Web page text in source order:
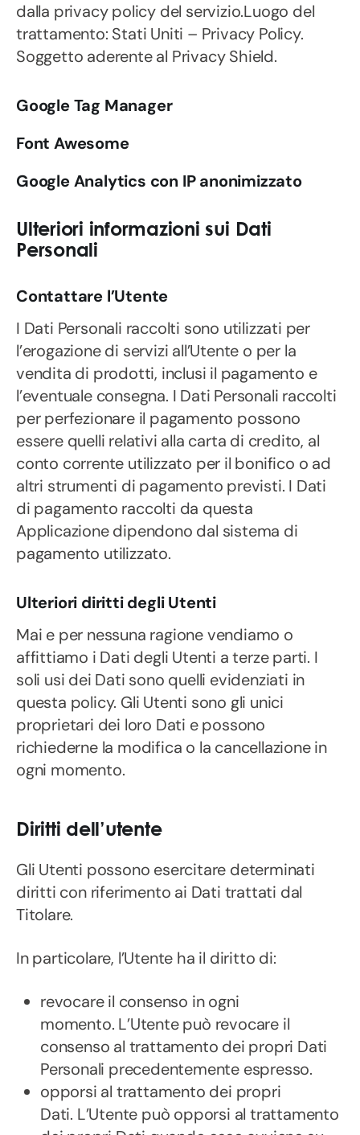
dalla privacy policy del servizio.Luogo del
trattamento: Stati Uniti – Privacy Policy.
Soggetto aderente al Privacy Shield.
Google Tag Manager
Font Awesome
Google Analytics con IP anonimizzato
Ulteriori informazioni sui Dati
Personali
Contattare l’Utente
I Dati Personali raccolti sono utilizzati per
l’erogazione di servizi all’Utente o per la
vendita di prodotti, inclusi il pagamento e
l’eventuale consegna. I Dati Personali raccolti
per perfezionare il pagamento possono
essere quelli relativi alla carta di credito, al
conto corrente utilizzato per il bonifico o ad
altri strumenti di pagamento previsti. I Dati
di pagamento raccolti da questa
Applicazione dipendono dal sistema di
pagamento utilizzato.
Ulteriori diritti degli Utenti
Mai e per nessuna ragione vendiamo o
affittiamo i Dati degli Utenti a terze parti. I
soli usi dei Dati sono quelli evidenziati in
questa policy. Gli Utenti sono gli unici
proprietari dei loro Dati e possono
richiederne la modifica o la cancellazione in
ogni momento.
Diritti dell’utente
Gli Utenti possono esercitare determinati
diritti con riferimento ai Dati trattati dal
Titolare.
In particolare, l’Utente ha il diritto di:
revocare il consenso in ogni
momento. L’Utente può revocare il
consenso al trattamento dei propri Dati
Personali precedentemente espresso.
opporsi al trattamento dei propri
Dati. L’Utente può opporsi al trattamento